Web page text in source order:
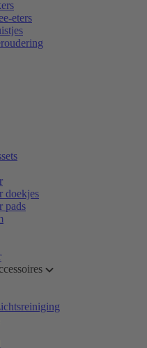
eters
doekjes
pads